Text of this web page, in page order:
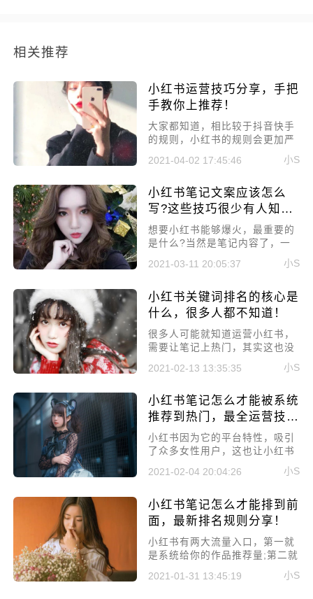
相关推荐
小红书运营技巧分享，手把
手教你上推荐！
​大家都知道，相比较于抖音快手
的规则，小红书的规则会更加严
格。想要在小红书上获得流量，
不光是需要有高质量的内容，还
文就来讲讲小红书运营技巧分
享，手把手教你上推荐!
2021-04-02 17:45:46 小S
小红书笔记文案应该怎么
写?这些技巧很少有人知
道！
​想要小红书能够爆火，最重要的
是什么?当然是笔记内容了，一
个好的笔记文案能够吸引众多人
互动，互动的人越多，平台就会
推荐更多的流量。所以本文就来
分享一下小红书笔记文案应该怎
2021-03-11 20:05:37 小S
小红书关键词排名的核心是
什么，很多人都不知道！
​很多人可能就知道运营小红书，
需要让笔记上热门，其实这也没
键。但也会有另一个流量入口，
样能够给你的笔记带来很多流
量。今天要讲的就是小红书关键
2021-02-13 13:35:35 小S
小红书笔记怎么才能被系统
推荐到热门，最全运营技巧
分享！
​小红书因为它的平台特性，吸引
了众多女性用户，这也让小红书
成为大家带货的重要平台之一。
但想要笔记能够上热门还是比较
笔记怎么才能被系统推荐到热
门，最全运营技巧分享!
2021-02-04 20:04:26 小S
小红书笔记怎么才能排到前
面，最新排名规则分享！
小红书有两大流量入口，第一就
是系统给你的作品推荐量;第二就
是用户搜索，通过搜索关键词来
找到你的笔记。而很多人都知道
2021-01-31 13:45:19 小S